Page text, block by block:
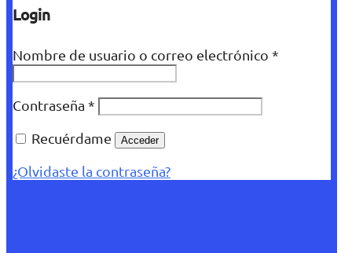
Login
Nombre de usuario o correo electrónico *
Contraseña *
Recuérdame
Acceder
¿Olvidaste la contraseña?